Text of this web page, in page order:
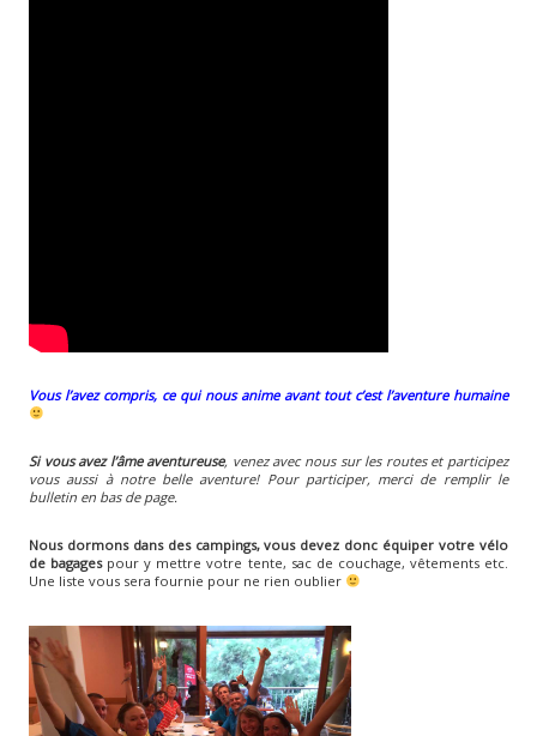
Vous l’avez compris, ce qui nous anime avant tout c’est l’aventure humaine
Si vous avez l’âme aventureuse, venez avec nous sur les routes et participez
vous aussi à notre belle aventure! Pour participer, merci de remplir le
bulletin en bas de page.
Nous dormons dans des campings, vous devez donc équiper votre vélo
de bagagespour y mettre votre tente, sac de couchage, vêtements etc.
Une liste vous sera fournie pour ne rien oublier